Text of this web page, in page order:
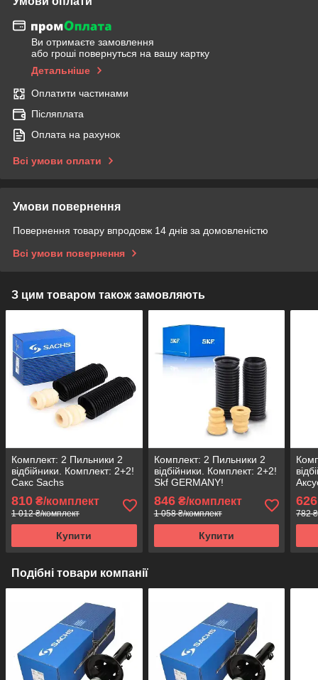
Ви отримаєте замовлення
або гроші повернуться на вашу картку
Детальніше
Оплатити частинами
Післяплата
Оплата на рахунок
Всі умови оплати
Умови повернення
Повернення товару впродовж 14 днів за домовленістю
Всі умови повернення
З цим товаром також замовляють
Комплект: 2 Пильники 2
відбійники. Комплект: 2+2!
Сакс Sachs
810 ₴/комплект
1 012 ₴/комплект
Купити
Комплект: 2 Пильники 2
відбійники. Комплект: 2+2!
Skf GERMANY!
846₴/комплект
1 058 ₴/комплект
Купити
626
782
Подібні товари компанії